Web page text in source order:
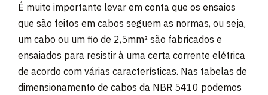
É muito importante levar em conta que os ensaios
que são feitos em cabos seguem as normas, ou seja,
um cabo ou um fio de 2,5mm² são fabricados e
ensaiados para resistir à uma certa corrente elétrica
de acordo com várias características. Nas tabelas de
dimensionamento de cabos da NBR 5410 podemos